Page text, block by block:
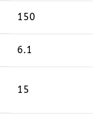
150
6.1
15